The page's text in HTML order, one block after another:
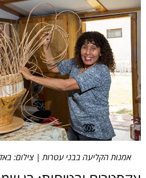
אמנות הקליעה בבני עטרות | צילום: